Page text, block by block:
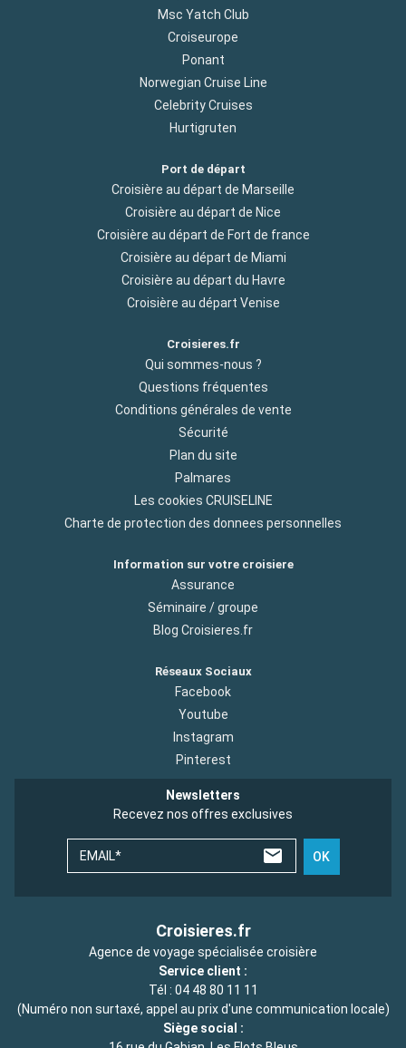
Msc Yatch Club
Croiseurope
Ponant
Norwegian Cruise Line
Celebrity Cruises
Hurtigruten
Port de départ
Croisière au départ de Marseille
Croisière au départ de Nice
Croisière au départ de Fort de france
Croisière au départ de Miami
Croisière au départ du Havre
Croisière au départ Venise
Croisieres.fr
Qui sommes-nous ?
Questions fréquentes
Conditions générales de vente
Sécurité
Plan du site
Palmares
Les cookies CRUISELINE
Charte de protection des donnees personnelles
Information sur votre croisiere
Assurance
Séminaire / groupe
Blog Croisieres.fr
Réseaux Sociaux
Facebook
Youtube
Instagram
Pinterest
Newsletters
Recevez nos offres exclusives
EMAIL* OK
Croisieres.fr
Agence de voyage spécialisée croisière
Service client :
Tél : 04 48 80 11 11
(Numéro non surtaxé, appel au prix d'une communication locale)
Siège social :